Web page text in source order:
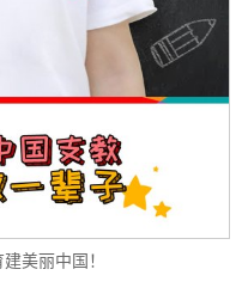
美丽中国！